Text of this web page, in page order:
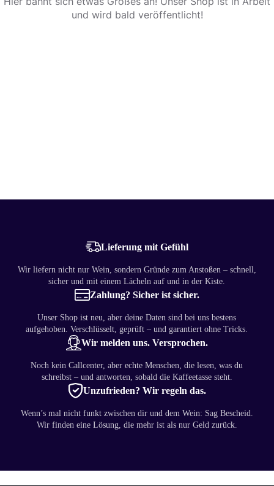
und wird bald veröffentlicht!
Lieferung mit Gefühl
Wir liefern nicht nur Wein, sondern Gründe zum Anstoßen – schnell,
sicher und mit einem Lächeln auf und in der Kiste.
Zahlung? Sicher ist sicher.
Unser Shop ist neu, aber deine Daten sind bei uns bestens
aufgehoben. Verschlüsselt, geprüft – und garantiert ohne Tricks.
Wir melden uns. Versprochen.
Noch kein Callcenter, aber echte Menschen, die lesen, was du
schreibst – und antworten, sobald die Kaffeetasse steht.
Unzufrieden? Wir regeln das.
Wenn’s mal nicht funkt zwischen dir und dem Wein: Sag Bescheid.
Wir finden eine Lösung, die mehr ist als nur Geld zurück.